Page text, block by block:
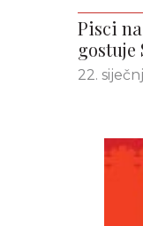
Pisci
gostuje
22.